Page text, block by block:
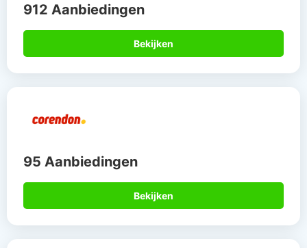
912 Aanbiedingen
Bekijken
95 Aanbiedingen
Bekijken